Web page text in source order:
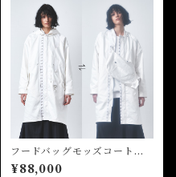
フードバッグモッズコート
Hooded Bag Mods Coat
¥88,000